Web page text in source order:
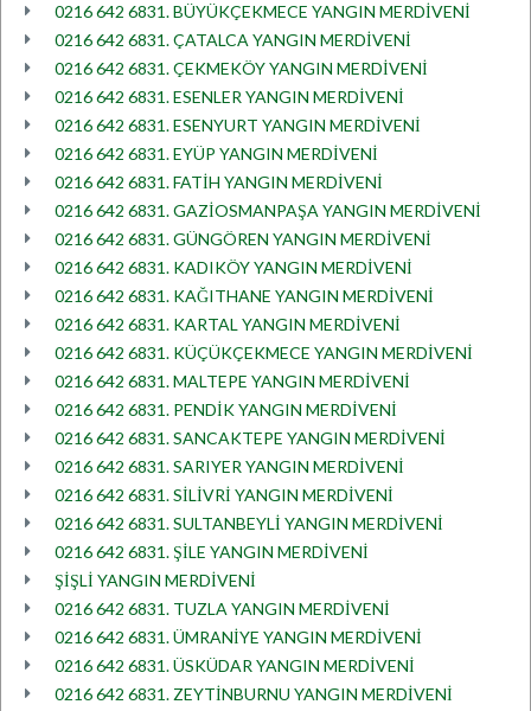
0216 642 6831. BÜYÜKÇEKMECE YANGIN MERDİVENİ
0216 642 6831. ÇATALCA YANGIN MERDİVENİ
0216 642 6831. ÇEKMEKÖY YANGIN MERDİVENİ
0216 642 6831. ESENLER YANGIN MERDİVENİ
0216 642 6831. ESENYURT YANGIN MERDİVENİ
0216 642 6831. EYÜP YANGIN MERDİVENİ
0216 642 6831. FATİH YANGIN MERDİVENİ
0216 642 6831. GAZİOSMANPAŞA YANGIN MERDİVENİ
0216 642 6831. GÜNGÖREN YANGIN MERDİVENİ
0216 642 6831. KADIKÖY YANGIN MERDİVENİ
0216 642 6831. KAĞITHANE YANGIN MERDİVENİ
0216 642 6831. KARTAL YANGIN MERDİVENİ
0216 642 6831. KÜÇÜKÇEKMECE YANGIN MERDİVENİ
0216 642 6831. MALTEPE YANGIN MERDİVENİ
0216 642 6831. PENDİK YANGIN MERDİVENİ
0216 642 6831. SANCAKTEPE YANGIN MERDİVENİ
0216 642 6831. SARIYER YANGIN MERDİVENİ
0216 642 6831. SİLİVRİ YANGIN MERDİVENİ
0216 642 6831. SULTANBEYLİ YANGIN MERDİVENİ
0216 642 6831. ŞİLE YANGIN MERDİVENİ
ŞİŞLİ YANGIN MERDİVENİ
0216 642 6831. TUZLA YANGIN MERDİVENİ
0216 642 6831. ÜMRANİYE YANGIN MERDİVENİ
0216 642 6831. ÜSKÜDAR YANGIN MERDİVENİ
0216 642 6831. ZEYTİNBURNU YANGIN MERDİVENİ